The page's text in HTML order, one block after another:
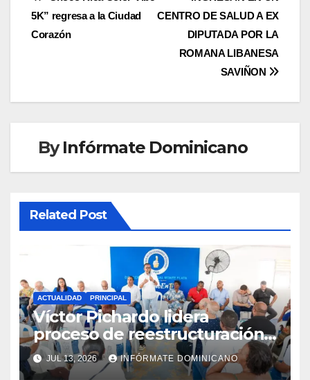
de
CENTRO DE SALUD A EX
DIPUTADA POR LA
ROMANA LIBANESA
SAVIÑON
5K” regresa a la Ciudad
Corazón
ByInfórmate Dominicano
Related Post
ACTUALIDAD PRINCIPAL
Víctor Pichardo lidera
proceso de reestructuración y
fortalecimiento del PRM en
Monte Plata
JUL 13, 2026 INFÓRMATE DOMINICANO